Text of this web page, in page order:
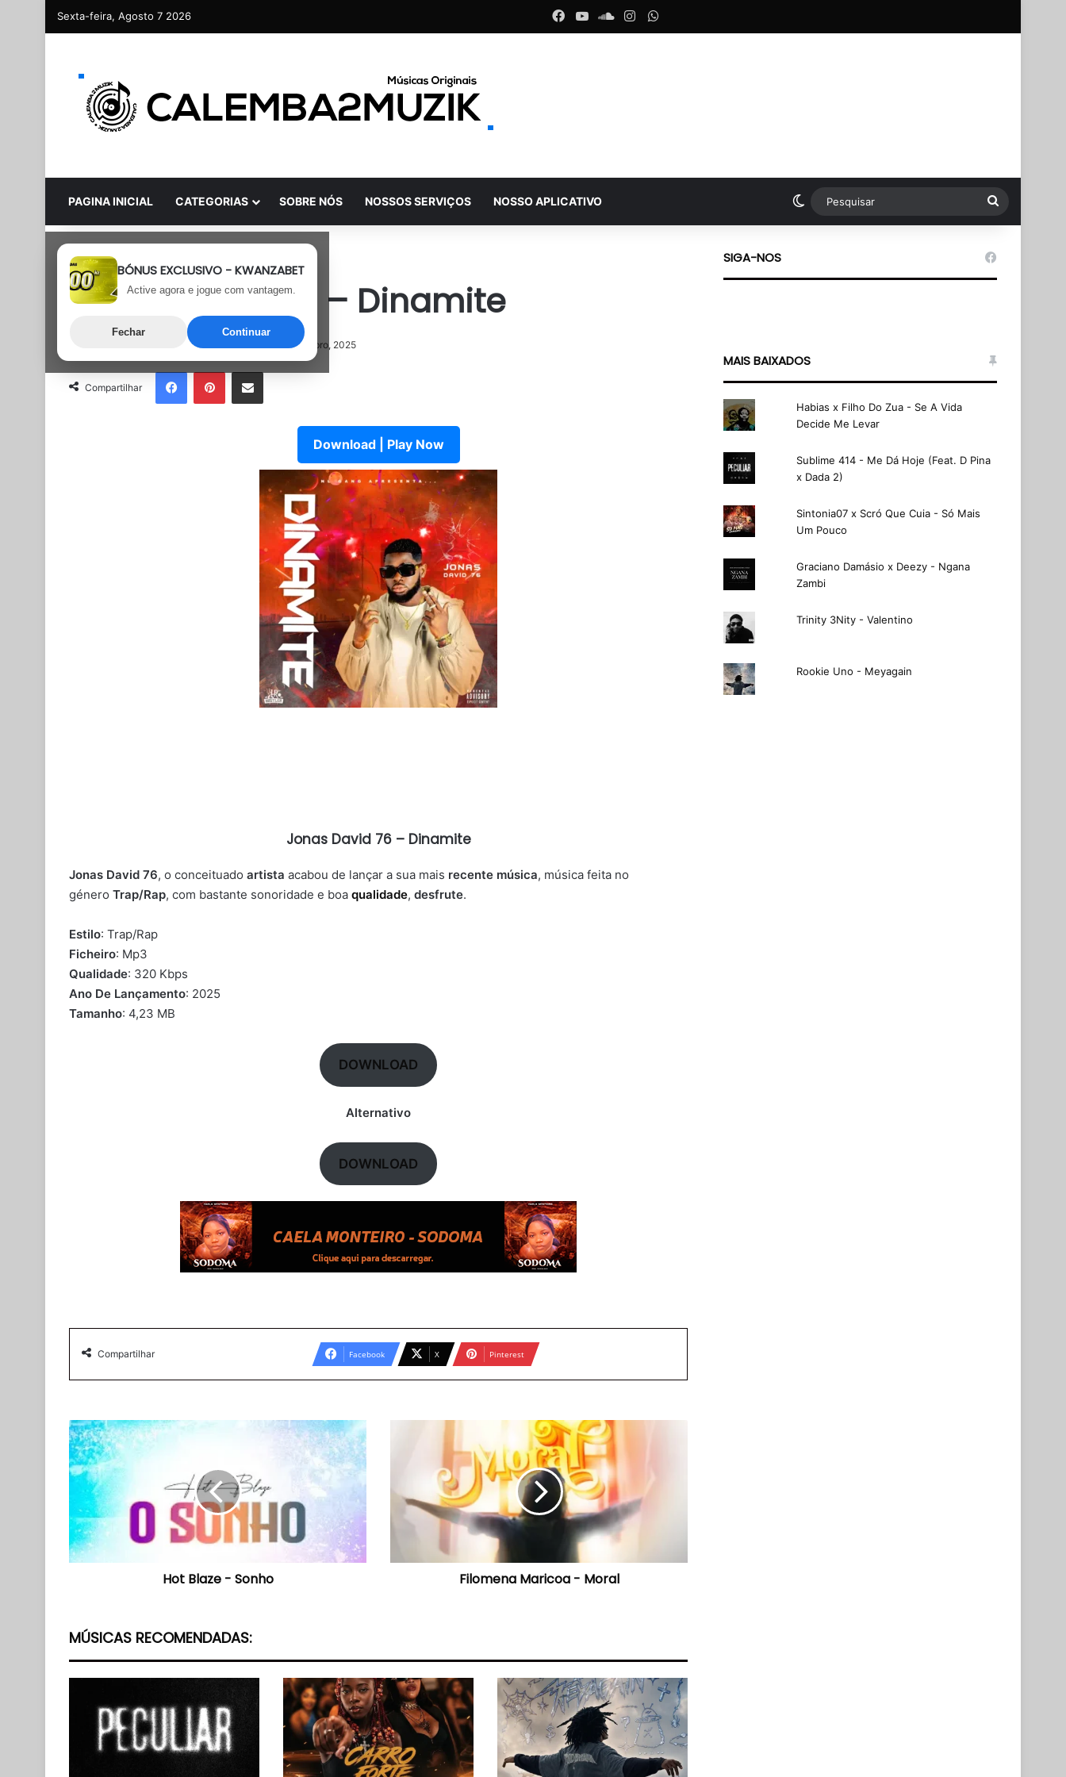
Sexta-feira, Agosto 7 2026 Facebook
YouTubeSoundCloud
Instagram
PAGINA INICIAL CATEGORIAS SOBRE NÓS NOSSOS SERVIÇOS NOSSO APLICATIVO Switch skin Pesquisar
BÓNUS EXCLUSIVO - KWANZABET
Active agora e jogue com vantagem.
Fechar Continuar
Rap Trap
Jonas David 76 – Dinamite
Última atualização: 17 de Outubro, 2025
Compartilhar
FacebookPinterestPartilhar Via Email
Download | Play Now
Jonas David 76 – Dinamite
Jonas David 76, o conceituado artista acabou de lançar a sua mais recente música, música feita no
género Trap/Rap, com bastante sonoridade e boa qualidade, desfrute.
Estilo: Trap/Rap
Ficheiro: Mp3
Qualidade: 320 Kbps
Ano De Lançamento: 2025
Tamanho: 4,23 MB
DOWNLOAD
Alternativo
DOWNLOAD
Compartilhar Facebook X Pinterest
Hot
Blaze
-
Sonho
Hot Blaze - Sonho Filomena Maricoa - Moral
MÚSICAS RECOMENDADAS:
SIGA-NOS
MAIS BAIXADOS
Habias x Filho Do Zua - Se A Vida
Decide Me Levar
Sublime 414 - Me Dá Hoje (Feat. D Pina
x Dada 2)
Sintonia07 x Scró Que Cuia - Só Mais
Um Pouco
Graciano Damásio x Deezy - Ngana
Zambi
Trinity 3Nity - Valentino
Rookie Uno - Meyagain